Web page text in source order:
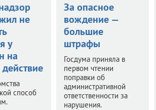
не
у
на
способ
За опасное
вождение —
большие
штрафы
Госдума приняла в
первом чтении
поправки об
административной
ответственности за
нарушения.